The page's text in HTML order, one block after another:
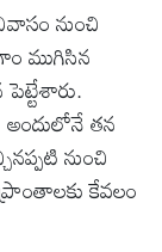
నుంచి
ముగిసిన
తన
నుంచి
కేవలం